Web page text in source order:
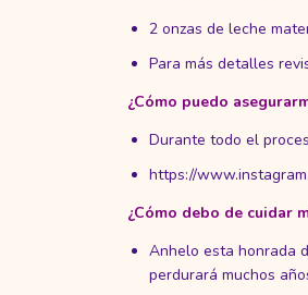
2 onzas de leche
Para más detalles
¿Cómo puedo
Durante todo el
https://
¿Cómo debo de cuidar
Anhelo esta honrada
perdurará muchos